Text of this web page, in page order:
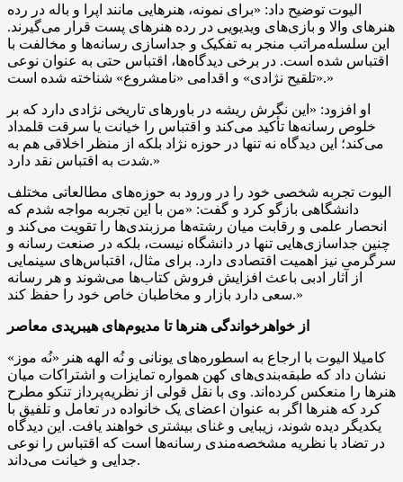
الیوت توضیح داد: «برای نمونه، هنرهایی مانند اپرا و باله در رده
هنرهای والا و بازی‌های ویدیویی در رده هنرهای پست قرار می‌گیرند.
این سلسله‌مراتب منجر به تفکیک و جداسازی رسانه‌ها و مخالفت با
اقتباس شده است. در برخی دیدگاه‌ها، اقتباس حتی به عنوان نوعی
«تلقیح نژادی» و اقدامی «نامشروع» شناخته شده است.»
او افزود: «این نگرش ریشه در باورهای تاریخی نژادی دارد که بر
خلوص رسانه‌ها تأکید می‌کند و اقتباس را خیانت یا سرقت قلمداد
می‌کند؛ این دیدگاه نه تنها در حوزه نژاد بلکه از منظر اخلاقی هم به
شدت به اقتباس نقد دارد.»
الیوت تجربه شخصی خود را در ورود به حوزه‌های مطالعاتی مختلف
دانشگاهی بازگو کرد و گفت: «من با این تجربه مواجه شدم که
انحصار علمی و رقابت میان رشته‌ها مرزبندی‌ها را تقویت می‌کند و
چنین جداسازی‌هایی تنها در دانشگاه نیست، بلکه در صنعت رسانه و
سرگرمی نیز اهمیت اقتصادی دارد. برای مثال، اقتباس‌های سینمایی
از آثار ادبی باعث افزایش فروش کتاب‌ها می‌شوند و هر رسانه
سعی دارد بازار و مخاطبان خاص خود را حفظ کند.»
از خواهرخواندگی هنرها تا مدیوم‌های هیبریدی معاصر
کامیلا الیوت با ارجاع به اسطوره‌های یونانی و نُه الهه هنر «نُه موز»
نشان داد که طبقه‌بندی‌های کهن همواره تمایزات و اشتراکات میان
هنرها را منعکس کرده‌اند. وی با نقل قولی از نظریه‌پرداز تنکو مطرح
کرد که هنرها اگر به عنوان اعضای یک خانواده در تعامل و تلفیق با
یکدیگر دیده شوند، زیبایی و غنای بیشتری خواهند یافت. این دیدگاه
در تضاد با نظریه مشخصه‌مندی رسانه‌ها است که اقتباس را نوعی
جدایی و خیانت می‌داند.